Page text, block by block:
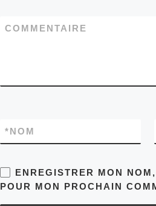
COMMENTAIRE
NOM
*
ENREGISTRER MON
POUR MON PROCHAIN